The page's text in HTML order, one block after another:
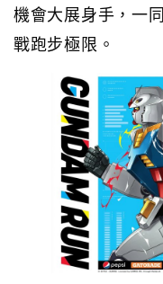
機會大展身手，一
戰跑步極限。